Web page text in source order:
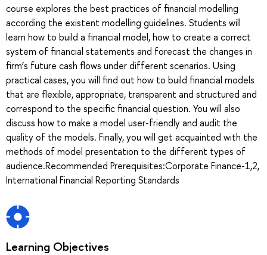
course explores the best practices of financial modelling
according the existent modelling guidelines. Students will
learn how to build a financial model, how to create a correct
system of financial statements and forecast the changes in
firm’s future cash flows under different scenarios. Using
practical cases, you will find out how to build financial models
that are flexible, appropriate, transparent and structured and
correspond to the specific financial question. You will also
discuss how to make a model user-friendly and audit the
quality of the models. Finally, you will get acquainted with the
methods of model presentation to the different types of
audience.Recommended Prerequisites:Corporate Finance-1,2,
International Financial Reporting Standards
Learning Objectives